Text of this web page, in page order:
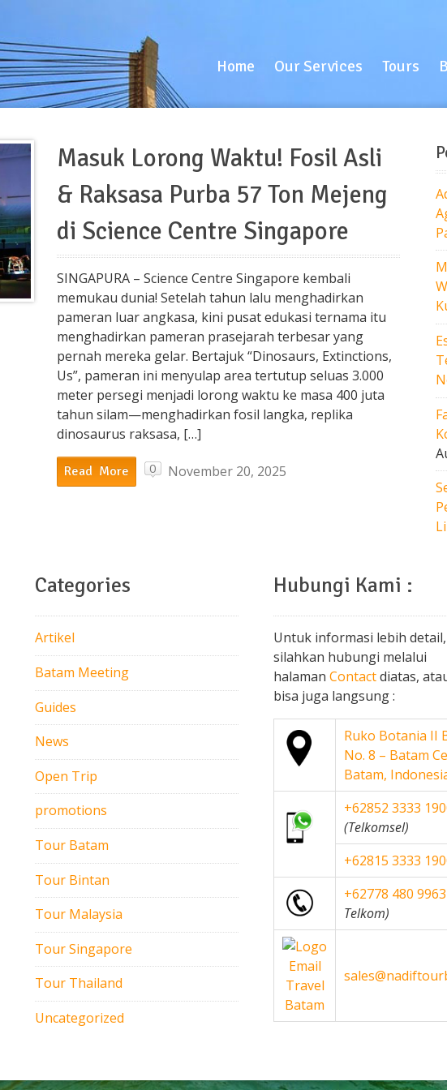
Home
Home Our Services
Our Services Tours
Tours
Masuk Lorong Waktu! Fosil Asli
& Raksasa Purba 57 Ton Mejeng
di Science Centre Singapore
SINGAPURA – Science Centre Singapore kembali
memukau dunia! Setelah tahun lalu menghadirkan
pameran luar angkasa, kini pusat edukasi ternama itu
menghadirkan pameran prasejarah terbesar yang
pernah mereka gelar. Bertajuk “Dinosaurs, Extinctions,
Us”, pameran ini menyulap area tertutup seluas 3.000
meter persegi menjadi lorong waktu ke masa 400 juta
tahun silam—menghadirkan fosil langka, replika
dinosaurus raksasa, […]
Read More 0 November 20, 2025
Categories
Artikel
Batam Meeting
Guides
News
Open Trip
promotions
Tour Batam
Tour Bintan
Tour Malaysia
Tour Singapore
Tour Thailand
Uncategorized
Hubungi Kami :
Untuk informasi lebih detail,
silahkan hubungi melalui
halamanContactdiatas,
bisa juga langsung :
Ruko Botania II
No. 8 – Batam
Batam,
+62852 3333
(Telkomsel)
+62815 3333
+62778 480 9963
Telkom)